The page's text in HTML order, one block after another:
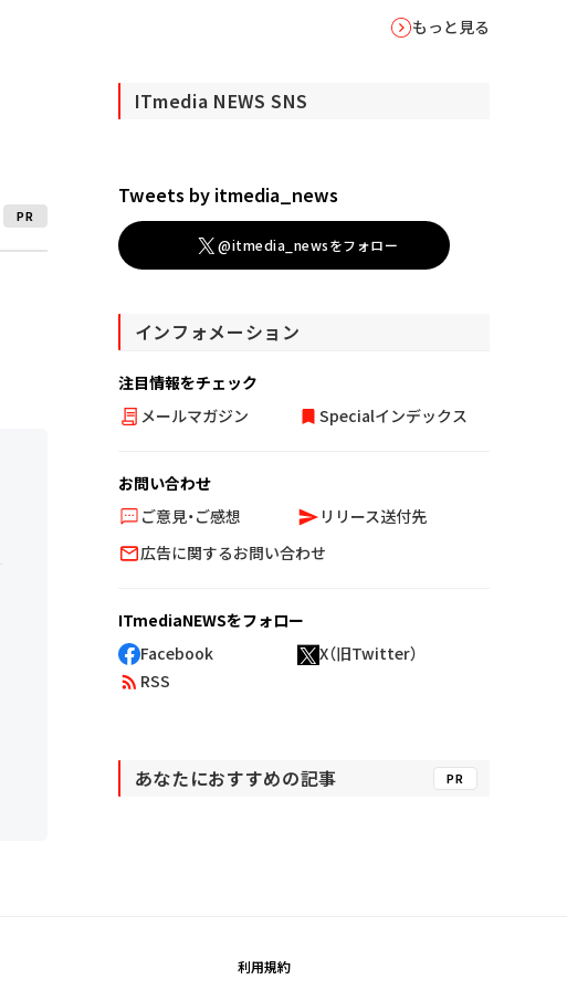
PR
もっと見る
ITmedia NEWS SNS
Tweets by itmedia_news
@itmedia_newsをフォロー
インフォメーション
注目情報をチェック
メールマガジン
Specialインデックス
お問い合わせ
ご意見・ご感想
リリース送付先
広告に関するお問い合わせ
ITmediaNEWSをフォロー
Facebook
X（旧Twitter）
RSS
あなたにおすすめの記事 PR
利用規約